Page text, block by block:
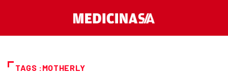
TAGS :MOTHERLY